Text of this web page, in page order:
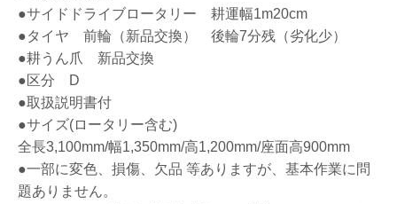
●サイドドライブロータリー 耕運幅1m20cm
●タイヤ 前輪（新品交換） 後輪7分残（劣化少）
●耕うん爪 新品交換
●区分 D
●取扱説明書付
●サイズ(ロータリー含む)
全長3,100mm/幅1,350mm/高1,200mm/座面高900mm
●一部に変色、損傷、欠品 等ありますが、基本作業に問
題ありません。